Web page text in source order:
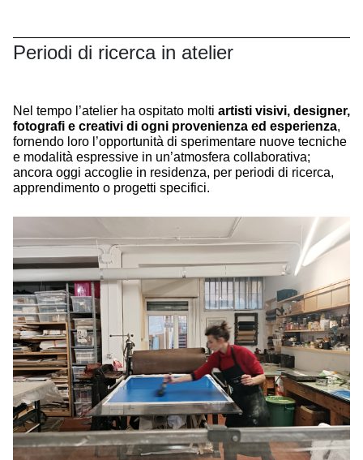
Periodi di ricerca in atelier
Nel tempo l’atelier ha ospitato molti artisti visivi, designer,
fotografi e creativi di ogni provenienza ed esperienza,
fornendo loro l’opportunità di sperimentare nuove tecniche
e modalità espressive in un’atmosfera collaborativa;
ancora oggi accoglie in residenza, per periodi di ricerca,
apprendimento o progetti specifici.